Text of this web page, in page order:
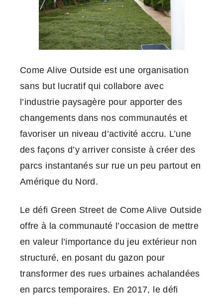
Come Alive Outside est une organisation
sans but lucratif qui collabore avec
l’industrie paysagère pour apporter des
changements dans nos communautés et
favoriser un niveau d’activité accru. L’une
des façons d’y arriver consiste à créer des
parcs instantanés sur rue un peu partout en
Amérique du Nord.
Le défi Green Street de Come Alive Outside
offre à la communauté l’occasion de mettre
en valeur l’importance du jeu extérieur non
structuré, en posant du gazon pour
transformer des rues urbaines achalandées
en parcs temporaires. En 2017, le défi